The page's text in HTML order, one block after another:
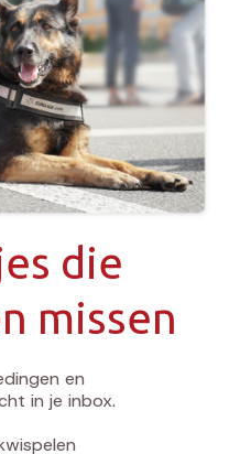
die
missen
en
in je inbox.